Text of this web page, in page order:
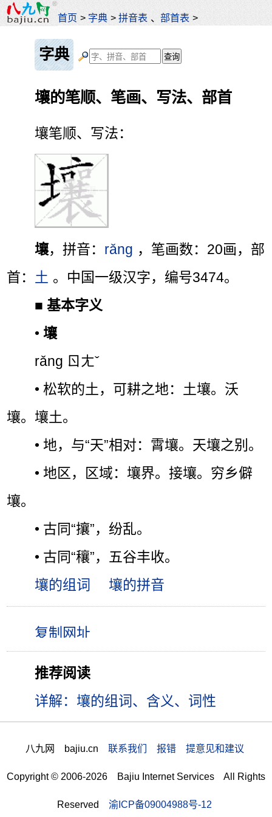
首页 > 字典 >拼音表 、部首表 >
字典
壤的笔顺、笔画、写法、部首
壤笔顺、写法：
壤，拼音： rǎng ，笔画数：20画，部
首： 土 。中国一级汉字，编号3474。
■基本字义
•壤
rǎng ㄖㄤˇ
• 松软的土，可耕之地：土壤。沃
壤。壤土。
• 地，与“天”相对：霄壤。天壤之别。
• 地区，区域：壤界。接壤。穷乡僻
壤。
• 古同“攘”，纷乱。
• 古同“穰”，五谷丰收。
壤的组词
壤的拼音
推荐阅读
详解：壤的组词、含义、词性
八九网 bajiu.cn 联系我们 报错 提意见和建议
Copyright © 2006-2026 Bajiu Internet Services All Rights
Reserved 渝ICP备09004988号-12